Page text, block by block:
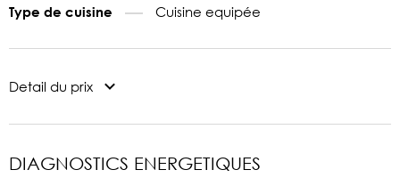
Type de cuisine Cuisine equipée
Detail du prix
DIAGNOSTICS ENERGETIQUES